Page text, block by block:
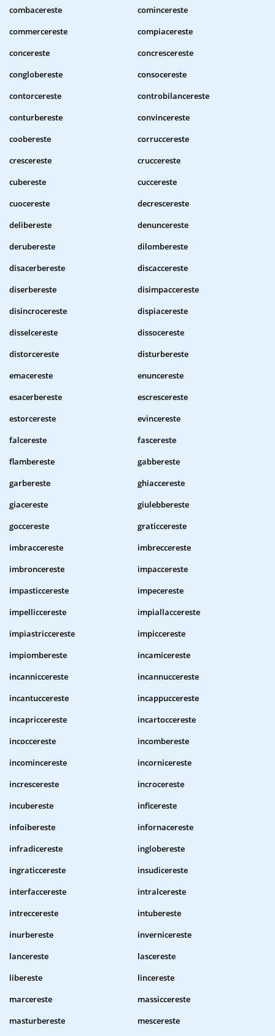
combacereste
comincereste
commercereste
compiacereste
concereste
concrescereste
conglobereste
consocereste
contorcereste
controbilancereste
conturbereste
convincereste
coobereste
corruccereste
crescereste
cruccereste
cubereste
cuccereste
cuocereste
decrescereste
delibereste
denuncereste
derubereste
dilombereste
disacerbereste
discaccereste
diserbereste
disimpaccereste
disincrocereste
dispiacereste
disselcereste
dissocereste
distorcereste
disturbereste
emacereste
enuncereste
esacerbereste
escrescereste
estorcereste
evincereste
falcereste
fascereste
flambereste
gabbereste
garbereste
ghiaccereste
giacereste
giulebbereste
goccereste
graticcereste
imbraccereste
imbreccereste
imbroncereste
impaccereste
impasticcereste
impecereste
impelliccereste
impiallaccereste
impiastriccereste
impiccereste
impiombereste
incamicereste
incanniccereste
incannuccereste
incantuccereste
incappuccereste
incapriccereste
incartoccereste
incoccereste
incombereste
incomincereste
incornicereste
increscereste
incrocereste
incubereste
inficereste
infoibereste
infornacereste
infradicereste
inglobereste
ingraticcereste
insudicereste
interfaccereste
intralcereste
intreccereste
intubereste
inurbereste
invernicereste
lancereste
lascereste
libereste
lincereste
marcereste
massiccereste
masturbereste
mescereste